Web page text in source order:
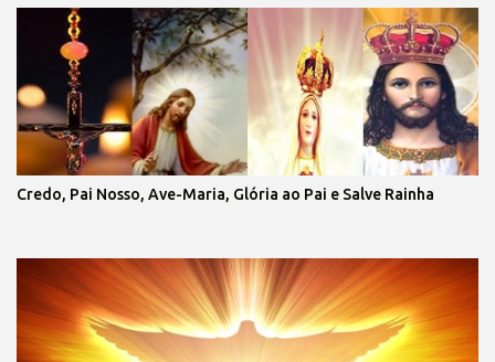
Credo, Pai Nosso, Ave-Maria, Glória ao Pai e Salve Rainha